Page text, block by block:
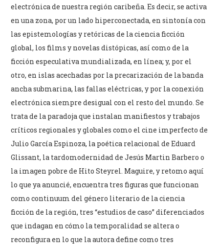
electrónica de nuestra región caribeña. Es decir, se activa
en una zona, por un lado hiperconectada, en sintonía con
las epistemologías y retóricas de la ciencia ficción
global, los films y novelas distópicas, así como de la
ficción especulativa mundializada, en línea; y, por el
otro, en islas acechadas por la precarización de la banda
ancha submarina, las fallas eléctricas, y por la conexión
electrónica siempre desigual con el resto del mundo. Se
trata de la paradoja que instalan manifiestos y trabajos
críticos regionales y globales como el cine imperfecto de
Julio García Espinoza, la poética relacional de Eduard
Glissant, la tardomodernidad de Jesús Martin Barbero o
la imagen pobre de Hito Steyrel. Maguire, y retomo aquí
lo que ya anuncié, encuentra tres figuras que funcionan
como continuum del género literario de la ciencia
ficción de la región, tres “estudios de caso” diferenciados
que indagan en cómo la temporalidad se altera o
reconfigura en lo que la autora define como tres